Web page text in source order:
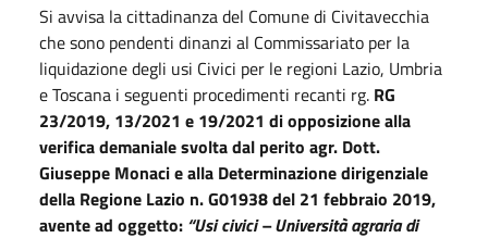
Si avvisa la cittadinanza del Comune di Civitavecchia
che sono pendenti dinanzi al Commissariato per la
liquidazione degli usi Civici per le regioni Lazio, Umbria
e Toscana i seguenti procedimenti recanti rg. RG
23/2019, 13/2021 e 19/2021 di opposizione alla
verifica demaniale svolta dal perito agr. Dott.
Giuseppe Monaci e alla Determinazione dirigenziale
della Regione Lazio n. G01938 del 21 febbraio 2019,
avente ad oggetto: “Usi civici – Università agraria di